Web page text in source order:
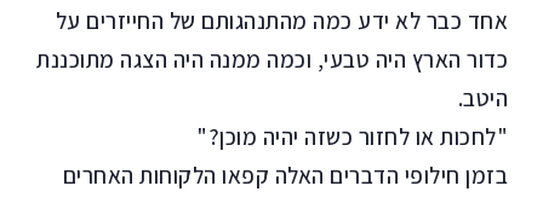
אחד כבר לא ידע כמה מהתנהגותם של החייזרים על
כדור הארץ היה טבעי, וכמה ממנה היה הצגה מתוכננת
היטב.
"לחכות או לחזור כשזה יהיה מוכן?"
בזמן חילופי הדברים האלה קפאו הלקוחות האחרים